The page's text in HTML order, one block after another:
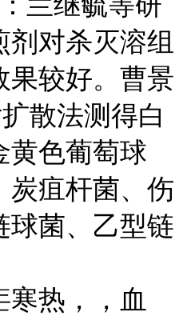
剂对杀灭溶组
果较好。曹景
散法测得白
黄色葡萄球
炭疽杆菌、伤
球菌、乙型链
寒热，，血